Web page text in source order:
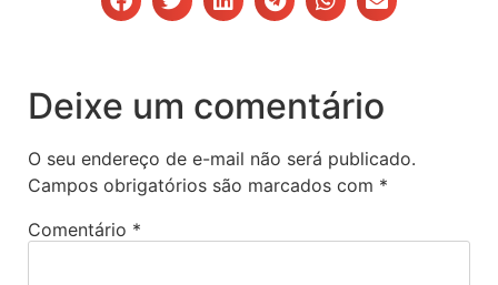
Deixe um comentário
O seu endereço de e-mail não será publicado.
Campos obrigatórios são marcados com *
Comentário *